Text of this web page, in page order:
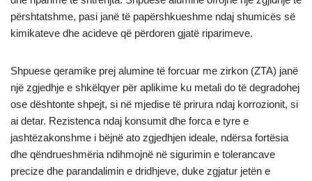
përshtatshme, pasi janë të papërshkueshme ndaj shumicës së
kimikateve dhe acideve që përdoren gjatë riparimeve.
Shpuese qeramike prej alumine të forcuar me zirkon (ZTA) janë
një zgjedhje e shkëlqyer për aplikime ku metali do të degradohej
ose dështonte shpejt, si në mjedise të prirura ndaj korrozionit, si
ai detar. Rezistenca ndaj konsumit dhe forca e tyre e
jashtëzakonshme i bëjnë ato zgjedhjen ideale, ndërsa fortësia
dhe qëndrueshmëria ndihmojnë në sigurimin e tolerancave
precize dhe parandalimin e dridhjeve, duke zgjatur jetën e